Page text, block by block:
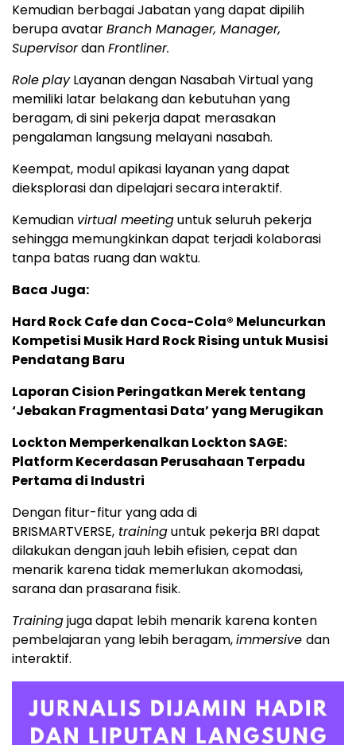
Kemudian berbagai Jabatan yang dapat dipilih
berupa avatarBranch Manager, Manager,
SupervisordanFrontliner.
RoleplayLayanan dengan Nasabah Virtual yang
memiliki latar belakang dan kebutuhan yang
beragam, di sini pekerja dapat merasakan
pengalaman langsung melayani nasabah.
Keempat, modul apikasi layanan yang dapat
dieksplorasi dan dipelajari secara interaktif.
Kemudian virtual meetinguntuk seluruh pekerja
sehingga memungkinkan dapat terjadi kolaborasi
tanpa batas ruang dan waktu.
Baca Juga:
Hard Rock Cafe dan Coca-Cola® Meluncurkan
Kompetisi Musik Hard Rock Rising untuk Musisi
Pendatang Baru
Laporan Cision Peringatkan Merek tentang
‘Jebakan Fragmentasi Data’ yang Merugikan
Lockton Memperkenalkan Lockton SAGE:
Platform Kecerdasan Perusahaan Terpadu
Pertama di Industri
Dengan fitur-fitur yang ada di
BRISMARTVERSE, traininguntuk pekerja BRI dapat
dilakukan dengan jauh lebih efisien, cepat dan
menarik karena tidak memerlukan akomodasi,
sarana dan prasarana fisik.
Trainingjuga dapat lebih menarik karena konten
pembelajaran yang lebih beragam,immersive dan
interaktif.